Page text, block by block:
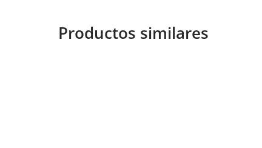
Productos similares